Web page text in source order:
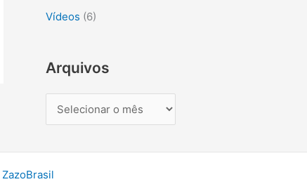
:Vídeos (6)
Arquivos
ZazoBrasil